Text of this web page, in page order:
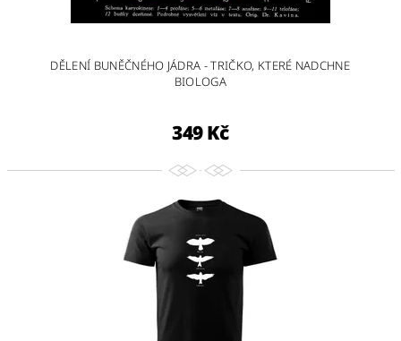
DĚLENÍ BUNĚČNÉHO JÁDRA - TRIČKO, KTERÉ NADCHNE
BIOLOGA
349 Kč